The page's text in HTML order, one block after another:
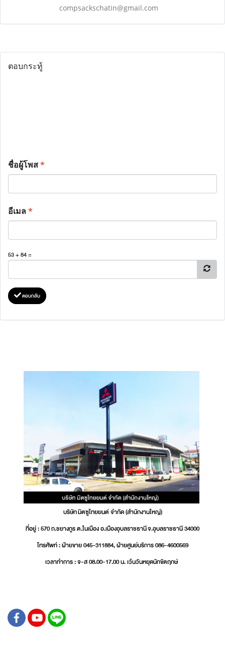
compsackschatin@gmail.com
ตอบกระทู้
ชื่อผู้โพส*
อีเมล*
53 + 84 =
ตอบกลับ
บริษัท มิตซูไทยยนต์ จำกัด (สำนักงานใหญ่)
ที่อยู่ : 570 ถ.ชยางกูร ต.ในเมือง อ.เมืองอุบลราชธานี จ.อุบลราชธานี 34000
โทรศัพท์ : ฝ่ายขาย 045-311884, ฝ่ายศูนย์บริการ 086-4600569
เวลาทำการ : จ-ส 08.00-17.00 น. เว้นวันหยุดนักขัตฤกษ์